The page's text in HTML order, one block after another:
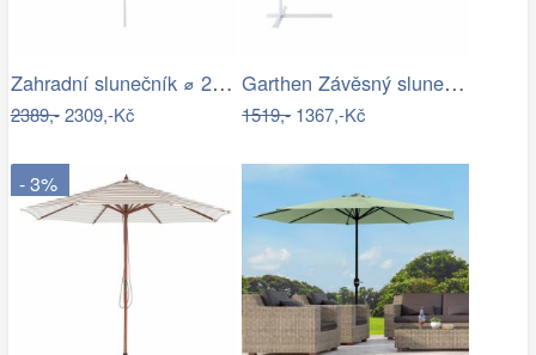
Zahradní slunečník ⌀ 2,85 m světle…
2389,-2309,-Kč
Garthen Závěsný slunečník s kličkou - 3…
1519,-1367,-Kč
- 3%